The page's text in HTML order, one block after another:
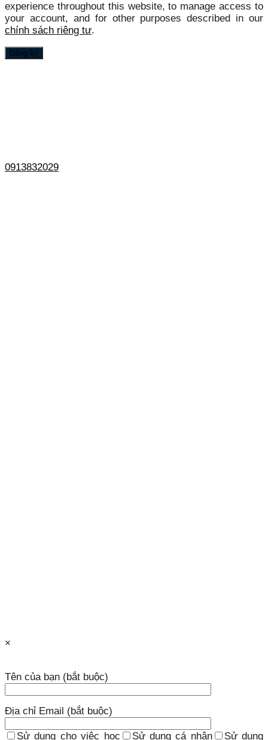
experience throughout this website, to manage access to
your account, and for other purposes described in our
chính sách riêng tư.
Đăng ký
0913832029
×
Tên của bạn (bắt buộc)
Địa chỉ Email (bắt buộc)
Sử dụng cho việc học Sử dụng cá nhân Sử dụng